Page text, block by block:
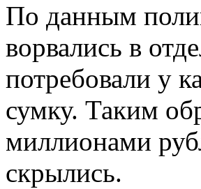
По данным
ворвались в
потребовали у
сумку. Таким
миллионами
скрылись.